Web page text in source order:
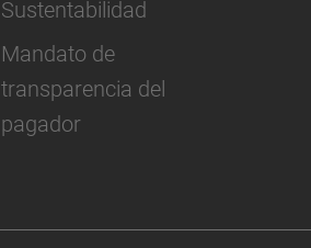
Sustentabilidad
Mandato de
transparencia del
pagador